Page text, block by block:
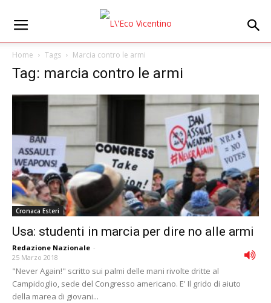
Home Tags Marcia contro le armi
Tag: marcia contro le armi
Cronaca Esteri
Usa: studenti in marcia per dire no alle armi
Redazione Nazionale -
25 Marzo 2018
"Never Again!" scritto sui palmi delle mani rivolte dritte al
Campidoglio, sede del Congresso americano. E' Il grido di aiuto
della marea di giovani...